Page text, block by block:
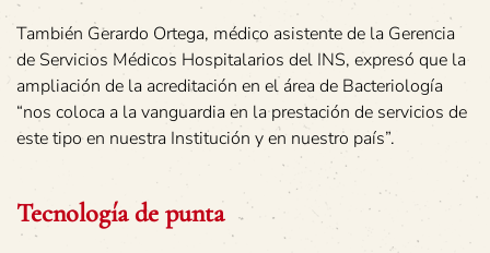
También Gerardo Ortega, médico asistente de la Gerencia
de Servicios Médicos Hospitalarios del INS, expresó que la
ampliación de la acreditación en el área de Bacteriología
“nos coloca a la vanguardia en la prestación de servicios de
este tipo en nuestra Institución y en nuestro país”.
Tecnología de punta